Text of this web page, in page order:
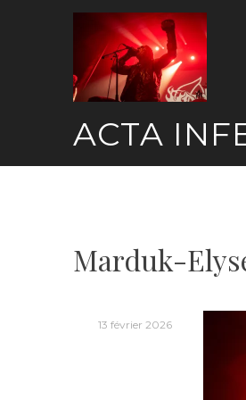
ACTA
Marduk-
13 février 2026